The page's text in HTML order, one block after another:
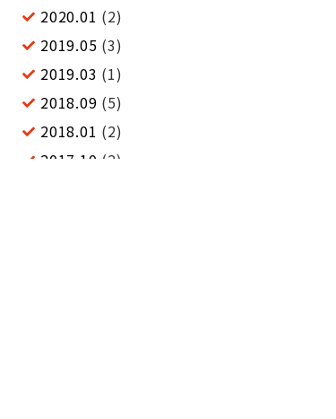
2020.01 (2)
2019.05 (3)
2019.03 (1)
2018.09 (5)
2018.01 (2)
2017.10 (2)